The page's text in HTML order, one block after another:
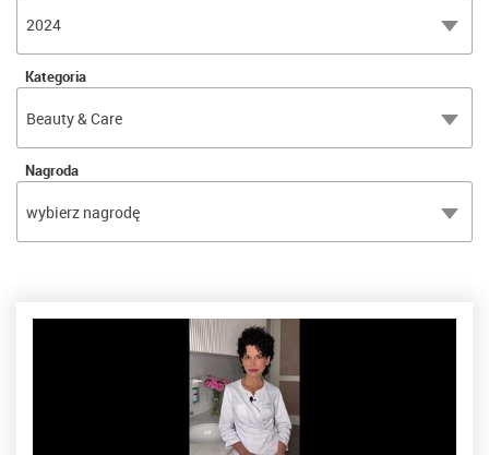
2024
Kategoria
Beauty & Care
Nagroda
wybierz nagrodę